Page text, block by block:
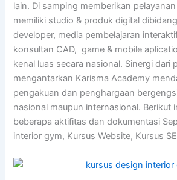
lain. Di samping memberikan
memiliki studio & produk digital
developer, media pembelajaran
konsultan CAD, game & mobile
kenal luas secara nasional. Sinergi dari
mengantarkan Karisma Academy
pengakuan dan penghargaan
nasional maupun internasional. Berikut
beberapa aktifitas dan dokumentasi
interior gym, Kursus Website, Kursus